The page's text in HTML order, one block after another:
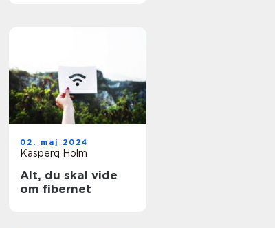
02. maj 2024
Kasperq Holm
Alt, du skal vide
om fibernet